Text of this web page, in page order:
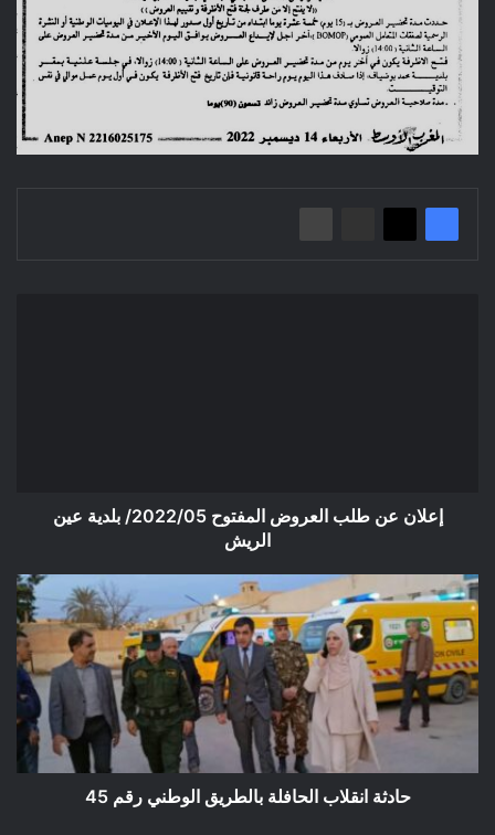
إعلان عن طلب العروض المفتوح 2022/05/ بلدية عين
الريش
حادثة
انقلاب
الحافلة
بالطريق
الوطني
رقم
حادثة انقلاب الحافلة بالطريق الوطني رقم 45